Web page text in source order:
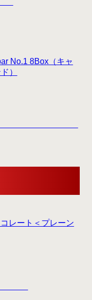
No.1 8Box（キャ
）
レート＜プレーン